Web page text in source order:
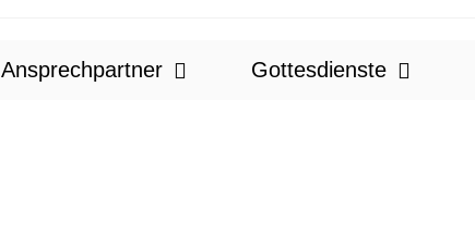
Ansprechpartner Gottesdienste